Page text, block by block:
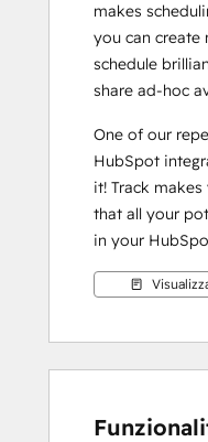
makes
you can create
schedule
share ad-hoc
One of our
HubSpot
it! Track
that all your
in your